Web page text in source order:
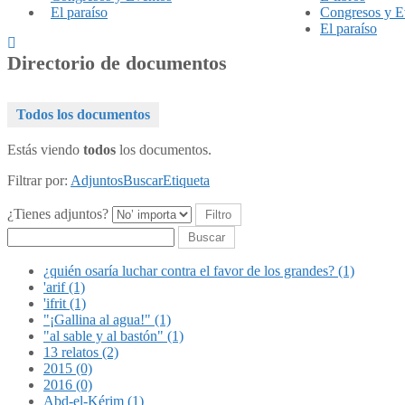
El paraíso
Congresos y
El paraíso
Directorio de documentos
Todos los documentos
Estás viendo todos los documentos.
Filtrar por: AdjuntosBuscarEtiqueta
¿Tienes adjuntos?
Buscar
¿quién osaría luchar contra el favor de los grandes? (1)
'arif (1)
'ifrit (1)
"¡Gallina al agua!" (1)
"al sable y al bastón" (1)
13 relatos (2)
2015 (0)
2016 (0)
Abd-el-Kérim (1)